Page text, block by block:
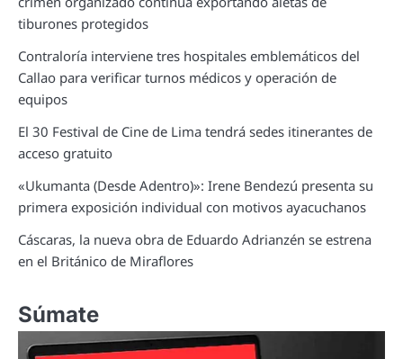
tiburones protegidos
Contraloría interviene tres hospitales emblemáticos del
Callao para verificar turnos médicos y operación de
equipos
El 30 Festival de Cine de Lima tendrá sedes itinerantes de
acceso gratuito
«Ukumanta (Desde Adentro)»: Irene Bendezú presenta su
primera exposición individual con motivos ayacuchanos
Cáscaras, la nueva obra de Eduardo Adrianzén se estrena
en el Británico de Miraflores
Súmate